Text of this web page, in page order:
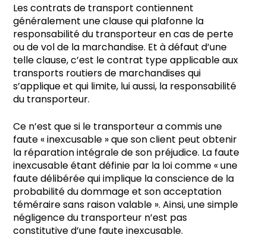
Les contrats de transport contiennent
généralement une clause qui plafonne la
responsabilité du transporteur en cas de perte
ou de vol de la marchandise. Et à défaut d’une
telle clause, c’est le contrat type applicable aux
transports routiers de marchandises qui
s’applique et qui limite, lui aussi, la responsabilité
du transporteur.
Ce n’est que si le transporteur a commis une
faute « inexcusable » que son client peut obtenir
la réparation intégrale de son préjudice. La faute
inexcusable étant définie par la loi comme « une
faute délibérée qui implique la conscience de la
probabilité du dommage et son acceptation
téméraire sans raison valable ». Ainsi, une simple
négligence du transporteur n’est pas
constitutive d’une faute inexcusable.